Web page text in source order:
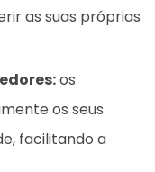
as suas próprias
os
os seus
facilitando a